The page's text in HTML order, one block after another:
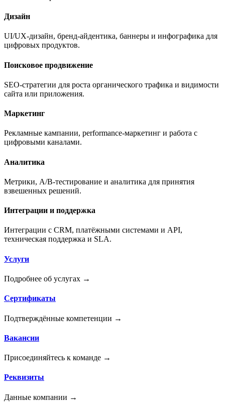
Дизайн
UI/UX-дизайн, бренд-айдентика, баннеры и инфографика для
цифровых продуктов.
Поисковое продвижение
SEO-стратегии для роста органического трафика и видимости
сайта или приложения.
Маркетинг
Рекламные кампании, performance-маркетинг и работа с
цифровыми каналами.
Аналитика
Метрики, A/B-тестирование и аналитика для принятия
взвешенных решений.
Интеграции и поддержка
Интеграции с CRM, платёжными системами и API,
техническая поддержка и SLA.
Услуги
Подробнее об услугах →
Сертификаты
Подтверждённые компетенции →
Вакансии
Присоединяйтесь к команде →
Реквизиты
Данные компании →